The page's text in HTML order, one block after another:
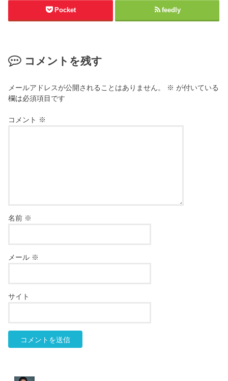
Pocket feedly
コメントを残す
メールアドレスが公開されることはありません。 ※ が付いている
欄は必須項目です
コメント ※
名前 ※
メール ※
サイト